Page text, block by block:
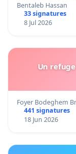
Bentaleb Hassan
33 signatures
8 Jul 2026
Un
Foyer Bodeghem
441 signatures
18 Jun 2026